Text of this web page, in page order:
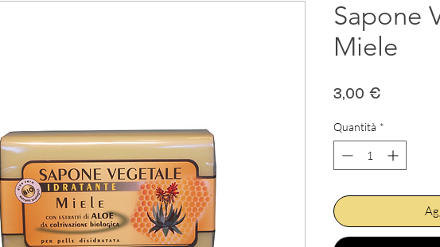
Sapone
Miele
3,00 €
Quantità *